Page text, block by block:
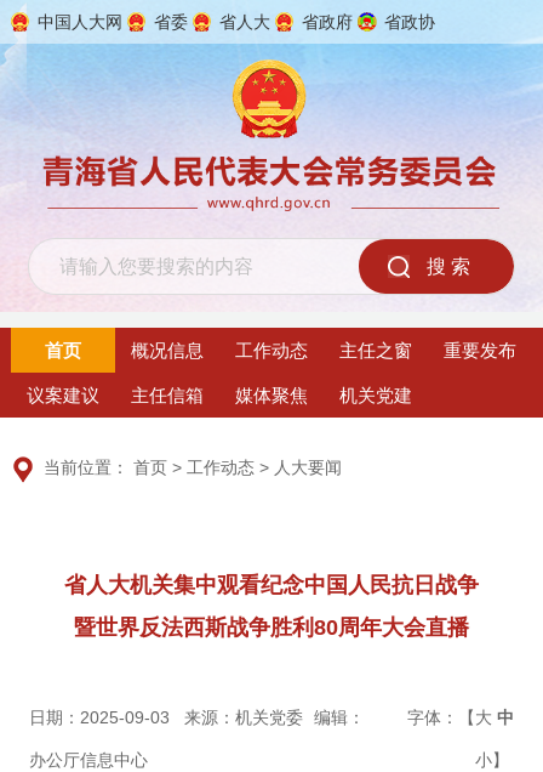
中国人大网 省委 省人大 省政府 省政协
首页 概况信息 工作动态 主任之窗 重要发布
议案建议 主任信箱 媒体聚焦 机关党建
当前位置：首页 >工作动态 > 人大要闻
省人大机关集中观看纪念中国人民抗日战争
暨世界反法西斯战争胜利80周年大会直播
日期：2025-09-03 来源：机关党委 编辑：
办公厅信息中心
字体：【大 中
小】